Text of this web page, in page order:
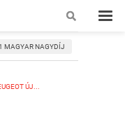
MAGYAR NAGYDÍJ
ÚJ...